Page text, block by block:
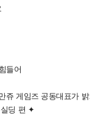
들어
대표가 밝힌 출시·전투 개선·키보 설계
실딩 편 ✦